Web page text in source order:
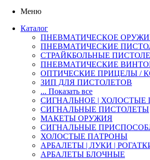
Меню
Каталог
ПНЕВМАТИЧЕСКОЕ
ПНЕВМАТИЧЕСКИЕ
СТРАЙКБОЛЬНЫЕ
ПНЕВМАТИЧЕСКИЕ
ОПТИЧЕСКИЕ ПРИЦЕЛЫ /
ЗИП ДЛЯ ПИСТОЛЕТОВ
... Показать все
СИГНАЛЬНОЕ | ХОЛОСТЫЕ
СИГНАЛЬНЫЕ ПИСТОЛЕТЫ
МАКЕТЫ ОРУЖИЯ
СИГНАЛЬНЫЕ
ХОЛОСТЫЕ ПАТРОНЫ
АРБАЛЕТЫ | ЛУКИ |
АРБАЛЕТЫ БЛОЧНЫЕ